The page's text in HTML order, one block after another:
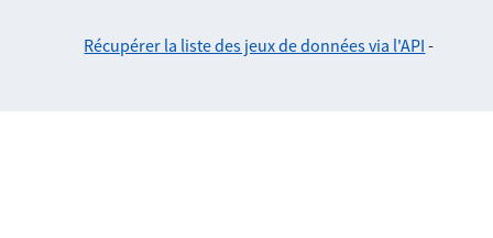
Récupérer la liste des jeux de données via l'API -